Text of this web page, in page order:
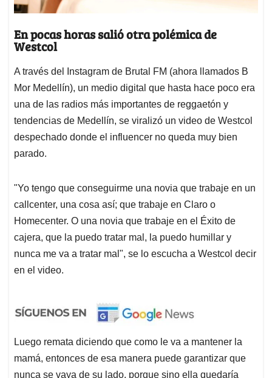
En pocas horas salió otra polémica de
Westcol
A través del Instagram de Brutal FM (ahora llamados B
Mor Medellín), un medio digital que hasta hace poco era
una de las radios más importantes de reggaetón y
tendencias de Medellín, se viralizó un video de Westcol
despechado donde el influencer no queda muy bien
parado.
"Yo tengo que conseguirme una novia que trabaje en un
callcenter, una cosa así; que trabaje en Claro o
Homecenter. O una novia que trabaje en el Éxito de
cajera, que la puedo tratar mal, la puedo humillar y
nunca me va a tratar mal", se lo escucha a Westcol decir
en el video.
Luego remata diciendo que como le va a mantener la
mamá, entonces de esa manera puede garantizar que
nunca se vaya de su lado, porque sino ella quedaría